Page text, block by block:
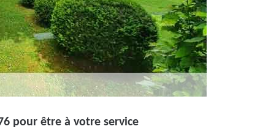
pour être à votre service